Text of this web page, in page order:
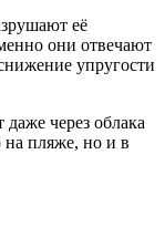
её
они отвечают
упругости
через облака
на пляже, но и в